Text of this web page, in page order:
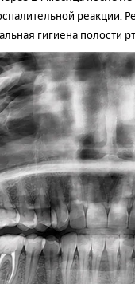
реакции.
гигиена полости